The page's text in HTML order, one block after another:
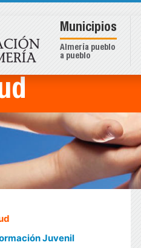
Municipios
Almería pueblo
a pueblo
Juvenil